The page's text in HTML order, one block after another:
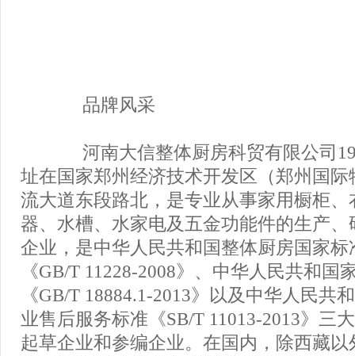
品牌风采
河南大信整体厨房科贸有限公司
址在国家郑州经济技术开发区（郑州国际
流大道东段路北，是专业从事家用橱柜、
器、水槽、水家电及五金功能件的生产、
企业，是中华人民共和国整体厨房国家标
《GB/T 11228-2008》、中华人民共和国
《GB/T 18884.1-2013》以及中华人民共
业售后服务标准《SB/T 11013-2013》三
起草企业和参编企业。在国内，除西藏以